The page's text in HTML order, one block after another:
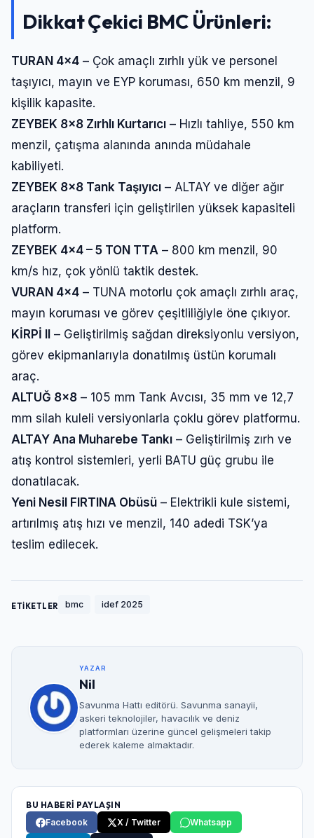
Dikkat Çekici BMC Ürünleri:
TURAN 4×4 – Çok amaçlı zırhlı yük ve personel
taşıyıcı, mayın ve EYP koruması, 650 km menzil, 9
kişilik kapasite.
ZEYBEK 8×8 Zırhlı Kurtarıcı – Hızlı tahliye, 550 km
menzil, çatışma alanında anında müdahale
kabiliyeti.
ZEYBEK 8×8 Tank Taşıyıcı – ALTAY ve diğer ağır
araçların transferi için geliştirilen yüksek kapasiteli
platform.
ZEYBEK 4×4 – 5 TON TTA – 800 km menzil, 90
km/s hız, çok yönlü taktik destek.
VURAN 4×4 – TUNA motorlu çok amaçlı zırhlı araç,
mayın koruması ve görev çeşitliliğiyle öne çıkıyor.
KİRPİ II
– Geliştirilmiş sağdan direksiyonlu versiyon,
görev ekipmanlarıyla donatılmış üstün korumalı
araç.
ALTUĞ 8×8 – 105 mm Tank Avcısı, 35 mm ve 12,7
mm silah kuleli versiyonlarla çoklu görev platformu.
ALTAY Ana Muharebe Tankı – Geliştirilmiş zırh ve
atış kontrol sistemleri, yerli BATU güç grubu ile
donatılacak.
Yeni Nesil FIRTINA Obüsü – Elektrikli kule sistemi,
artırılmış atış hızı ve menzil, 140 adedi TSK’ya
teslim edilecek.
ETİKETLER bmc idef 2025
YAZAR
Nil
Savunma Hattı editörü. Savunma sanayii,
askeri teknolojiler, havacılık ve deniz
platformları üzerine güncel gelişmeleri takip
ederek kaleme almaktadır.
BU HABERİ PAYLAŞIN
Facebook
X / Twitter Whatsapp